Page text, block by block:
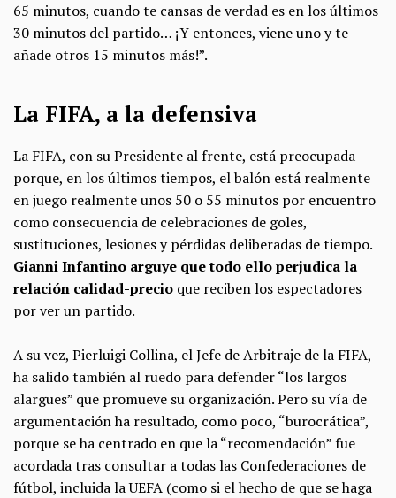
65 minutos, cuando te cansas de verdad es en los últimos
30 minutos del partido… ¡Y entonces, viene uno y te
añade otros 15 minutos más!”.
La FIFA, a la defensiva
La FIFA, con su Presidente al frente, está preocupada
porque, en los últimos tiempos, el balón está realmente
en juego realmente unos 50 o 55 minutos por encuentro
como consecuencia de celebraciones de goles,
sustituciones, lesiones y pérdidas deliberadas de tiempo.
Gianni Infantino arguye que todo ello perjudica la
relación calidad-precio que reciben los espectadores
por ver un partido.
A su vez, Pierluigi Collina, el Jefe de Arbitraje de la FIFA,
ha salido también al ruedo para defender “los largos
alargues” que promueve su organización. Pero su vía de
argumentación ha resultado, como poco, “burocrática”,
porque se ha centrado en que la “recomendación” fue
acordada tras consultar a todas las Confederaciones de
fútbol, incluida la UEFA (como si el hecho de que se haga